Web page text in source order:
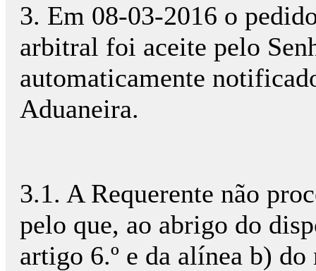
3. Em 08-03-2016 o
arbitral foi aceite pelo
automaticamente
Aduaneira.
3.1. A Requerente não
pelo que, ao abrigo do
artigo 6.º e da alínea b)